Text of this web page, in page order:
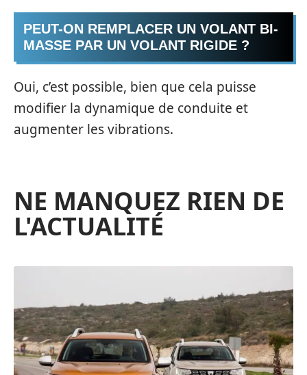
PEUT-ON REMPLACER UN VOLANT BI-
MASSE PAR UN VOLANT RIGIDE ?
Oui, c’est possible, bien que cela puisse
modifier la dynamique de conduite et
augmenter les vibrations.
NE MANQUEZ RIEN DE
L'ACTUALITÉ